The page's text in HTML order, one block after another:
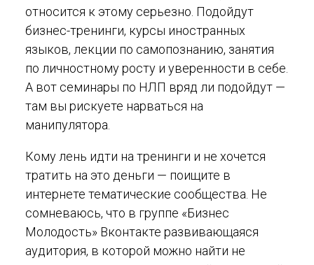
относится к этому серьезно. Подойдут
бизнес-тренинги, курсы иностранных
языков, лекции по самопознанию, занятия
по личностному росту и уверенности в себе.
А вот семинары по НЛП вряд ли подойдут —
там вы рискуете нарваться на
манипулятора.
Кому лень идти на тренинги и не хочется
тратить на это деньги — поищите в
интернете тематические сообщества. Не
сомневаюсь, что в группе «Бизнес
Молодость» Вконтакте развивающаяся
аудитория, в которой можно найти не